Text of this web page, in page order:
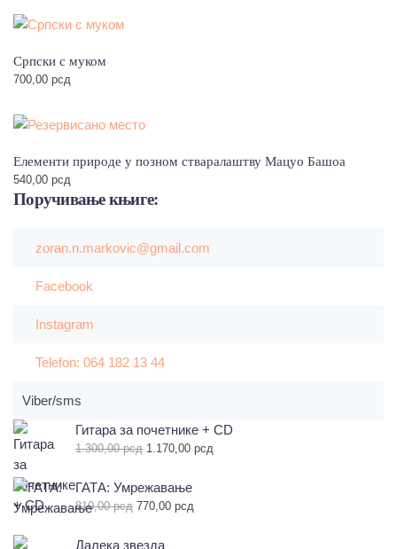
Српски с муком
700,00 рсд
Елементи природе у позном стваралаштву Мацуо Башоа
540,00 рсд
Поручивањекњиге:
zoran.n.markovic@gmail.com
Facebook
Instagram
Telefon: 064 182 13 44
Viber/sms
Гитара за почетнике + СD
1.300,00рсд Оригинална
била:
1.300,00 рсд.
1.170,00 рсд
ГАТА: Умрежавање
810,00рсд Оригинална
770,00 рсд
Далека звезда